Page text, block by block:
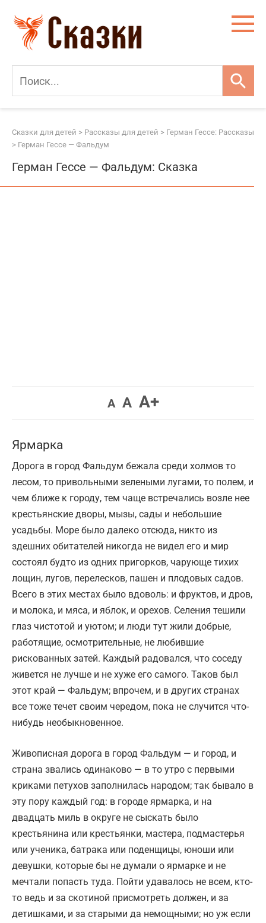
контенту
Сказки для детей > Рассказы для детей > Герман Гессе: Рассказы
> Герман Гессе — Фальдум
Герман Гессе — Фальдум: Сказка
AУменьшить
AВернуть
A+Увеличить
Ярмарка
Дорога в город Фальдум бежала среди холмов то
лесом, то привольными зелеными лугами, то полем, и
чем ближе к городу, тем чаще встречались возле нее
крестьянские дворы, мызы, сады и небольшие
усадьбы. Море было далеко отсюда, никто из
здешних обитателей никогда не видел его и мир
состоял будто из одних пригорков, чарующе тихих
лощин, лугов, перелесков, пашен и плодовых садов.
Всего в этих местах было вдоволь: и фруктов, и дров,
и молока, и мяса, и яблок, и орехов. Селения тешили
глаз чистотой и уютом; и люди тут жили добрые,
работящие, осмотрительные, не любившие
рискованных затей. Каждый радовался, что соседу
живется не лучше и не хуже его самого. Таков был
этот край — Фальдум; впрочем, и в других странах
все тоже течет своим чередом, пока не случится что-
нибудь необыкновенное.
Живописная дорога в город Фальдум — и город, и
страна звались одинаково — в то утро с первыми
криками петухов заполнилась народом; так бывало в
эту пору каждый год: в городе ярмарка, и на
двадцать миль в округе не сыскать было
крестьянина или крестьянки, мастера, подмастерья
или ученика, батрака или поденщицы, юноши или
девушки, которые бы не думали о ярмарке и не
мечтали попасть туда. Пойти удавалось не всем, кто-
то ведь и за скотиной присмотреть должен, и за
детишками, и за старыми да немощными; но уж если